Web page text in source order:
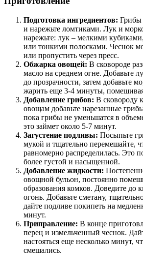
Подготовка ингредиентов: Грибы
и нарежьте ломтиками. Лук и
нарежьте: лук – мелкими
или тонкими полосками. Чеснок
или пропустить через пресс.
Обжарка овощей: В сковороде
масло на среднем огне. Добавьте
до прозрачности, затем добавьте
жарить еще 3-4 минуты,
Добавление грибов: В сковороду
овощам добавьте нарезанные
пока грибы не уменьшатся в
это займет около 5-7 минут.
Загустение подливы: Посыпьте
мукой и тщательно перемешайте,
равномерно распределилась. Это
более густой и насыщенной.
Добавление жидкости:
овощной бульон, постоянно
образования комков. Доведите до
огонь. Добавьте сметану,
дайте подливе покипеть на
минут.
Приправление: В конце
перец и измельченный чеснок.
настояться еще несколько минут,
смешались.